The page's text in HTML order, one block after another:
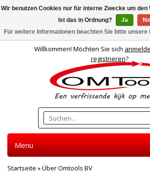
Willkommen! Möchten Sie sich
registrieren?
Menu
Startseite »Über Omtools BV
Wir benutzen Cookies nur für interne Zwecke um
Ist das in Ordnung?
Ja
Für weitere Informationen beachten Sie bitte